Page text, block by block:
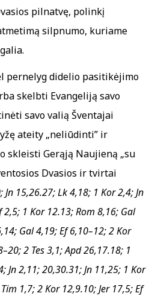
pilnatvę, polinkį
silpnumo, kuriame
pernelyg didelio pasitikėjimo
skelbti Evangeliją savo
savo valią Šventajai
ateity „neliūdinti” ir
skleisti Gerąją Naujieną „su
Dvasios ir tvirtai
Jn 15,26.27; Lk 4,18; 1 Kor 2,4; Jn
2,5; 1 Kor 12.13; Rom 8,16; Gal
Gal 4,19; Ef 6,10–12; 2 Kor
2 Tes 3,1; Apd 26,17.18; 1
Jn 2,11; 20,30.31; Jn 11,25; 1 Kor
1,7; 2 Kor 12,9.10; Jer 17,5; Ef